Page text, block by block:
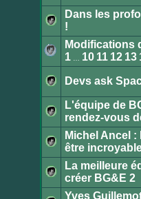
message
lu
Aucun
message
non
Dans les
!
Aucun
message
non
lu
Modifications
1… 10 11 12 13
message
lu
Devs ask
Aucun
message
non
lu
L'équipe de
rendez-vous
Aucun
message
lu
Michel Ancel
être
Aucun
message
non
La meilleure
créer BG&E 2
Yves